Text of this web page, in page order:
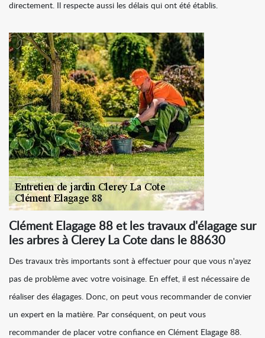
directement. Il respecte aussi les délais qui ont été établis.
Clément Elagage 88 et les travaux d'élagage sur
les arbres à Clerey La Cote dans le 88630
Des travaux très importants sont à effectuer pour que vous n'ayez
pas de problème avec votre voisinage. En effet, il est nécessaire de
réaliser des élagages. Donc, on peut vous recommander de convier
un expert en la matière. Par conséquent, on peut vous
recommander de placer votre confiance en Clément Elagage 88.